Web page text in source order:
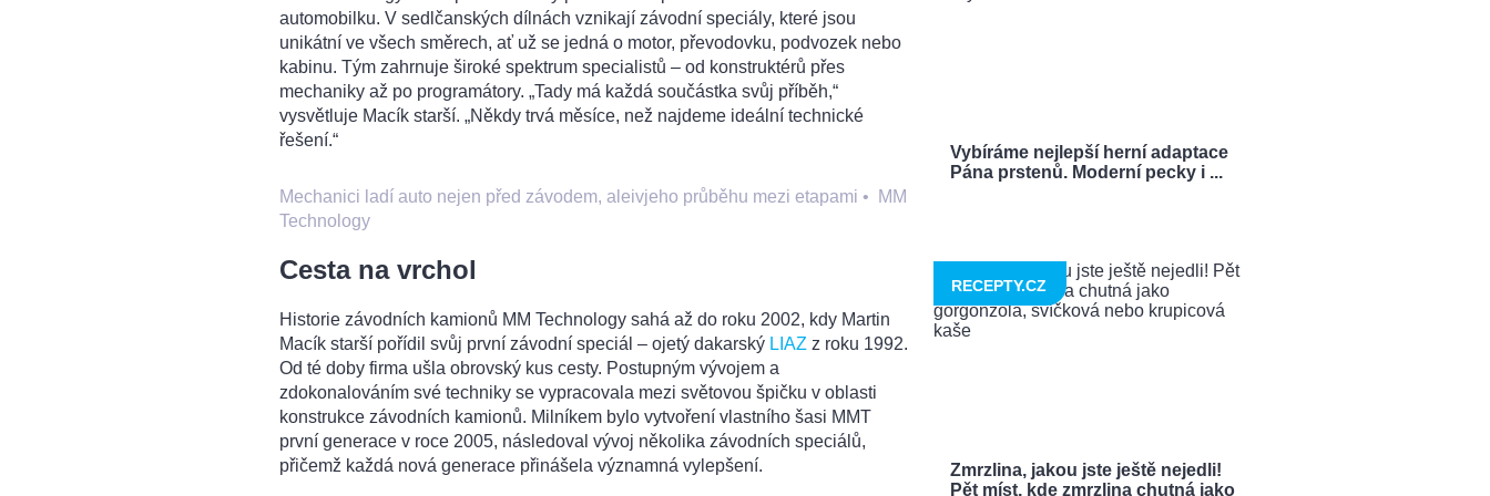
automobilku. V sedlčanských dílnách vznikají závodní speciály, které jsou
unikátní ve všech směrech, ať už se jedná o motor, převodovku, podvozek nebo
kabinu. Tým zahrnuje široké spektrum specialistů – od konstruktérů přes
mechaniky až po programátory. „Tady má každá součástka svůj příběh,“
vysvětluje Macík starší. „Někdy trvá měsíce, než najdeme ideální technické
řešení.“
Mechanici ladí auto nejen před závodem, aleivjeho průběhu mezi etapami •
MM
Technology
Cesta na vrchol
Historie závodních kamionů MM Technology sahá až do roku 2002, kdy Martin
Macík starší pořídil svůj první závodní speciál – ojetý dakarský LIAZ z roku 1992.
Od té doby firma ušla obrovský kus cesty. Postupným vývojem a
zdokonalováním své techniky se vypracovala mezi světovou špičku v oblasti
konstrukce závodních kamionů. Milníkem bylo vytvoření vlastního šasi MMT
první generace v roce 2005, následoval vývoj několika závodních speciálů,
přičemž každá nová generace přinášela významná vylepšení.
Vybíráme nejlepší herní adaptace
Pána prstenů. Moderní pecky i ...
Zmrzlina, jakou jste ještě nejedli!
Pět míst, kde zmrzlina chutná jako
RECEPTY.CZ